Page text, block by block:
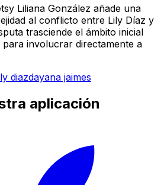
Liliana González añade una
al conflicto entre Lily Díaz y
trasciende el ámbito inicial
involucrar directamente a
diazdayana jaimes
aplicación